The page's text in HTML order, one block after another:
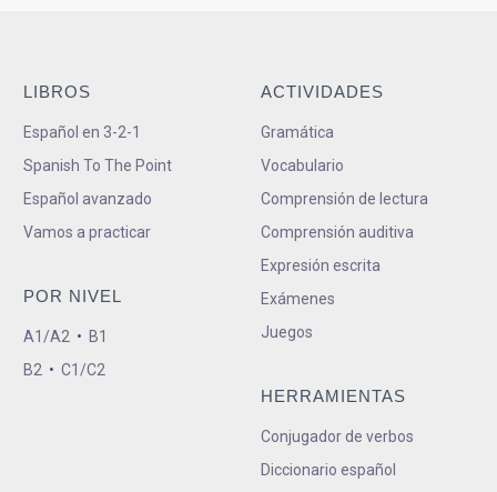
LIBROS
Español en 3-2-1
Spanish To The Point
Español avanzado
Vamos a practicar
POR NIVEL
A1/A2 • B1
B2 • C1/C2
ACTIVIDADES
Gramática
Vocabulario
Comprensión de lectura
Comprensión auditiva
Expresión escrita
Exámenes
Juegos
HERRAMIENTAS
Conjugador de verbos
Diccionario español